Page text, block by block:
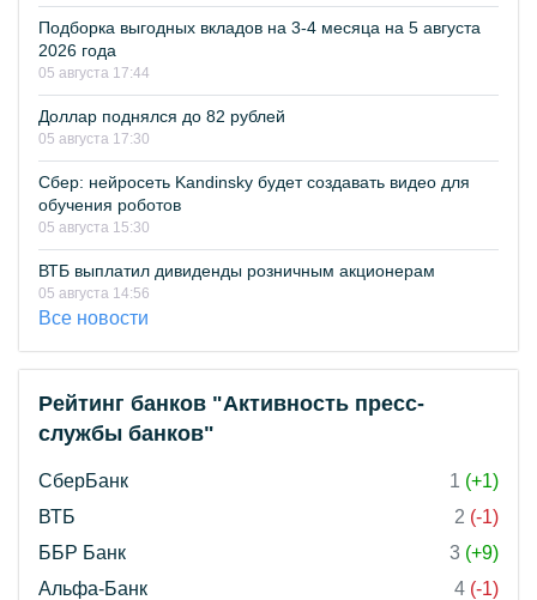
Подборка выгодных вкладов на 3-4 месяца на 5 августа
2026 года
05 августа 17:44
Доллар поднялся до 82 рублей
05 августа 17:30
Сбер: нейросеть Kandinsky будет создавать видео для
обучения роботов
05 августа 15:30
ВТБ выплатил дивиденды розничным акционерам
05 августа 14:56
Все новости
Рейтинг банков "Активность пресс-
службы банков"
СберБанк 1 (+1)
ВТБ
2 (-1)
ББР Банк
3 (+9)
Альфа-Банк
4 (-1)